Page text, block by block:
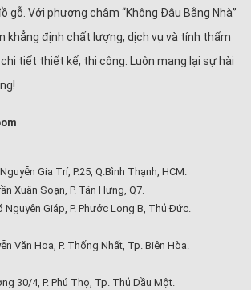
gỗ. Với phương châm “Không Đâu Bằng Nhà”
khẳng định chất lượng, dịch vụ và tính thẩm
tiết thiết kế, thi công. Luôn mang lại sự hài
Gia Trí, P.25, Q.Bình Thạnh, HCM.
Xuân Soạn, P. Tân Hưng, Q7.
Nguyên Giáp, P. Phước Long B, Thủ Đức.
Văn Hoa, P. Thống Nhất, Tp. Biên Hòa.
30/4, P. Phú Thọ, Tp. Thủ Dầu Một.